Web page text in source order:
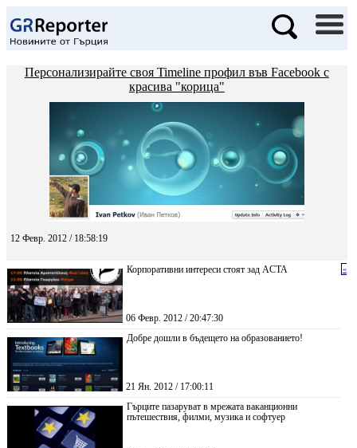
Персонализирайте своя Timeline профил във Facebook с
красива "корица"
12 Февр. 2012 / 18:58:19
Корпоративни интереси стоят зад ACTA
06 Февр. 2012 / 20:47:30
Добре дошли в бъдещето на образованието!
21 Ян. 2012 / 17:00:11
Гърците пазаруват в мрежата ваканционни
пътешествия, филми, музика и софтуер
«